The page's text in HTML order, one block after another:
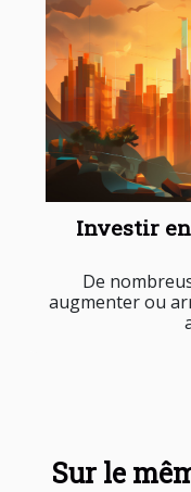
Investir
De
augmenter ou
Sur le